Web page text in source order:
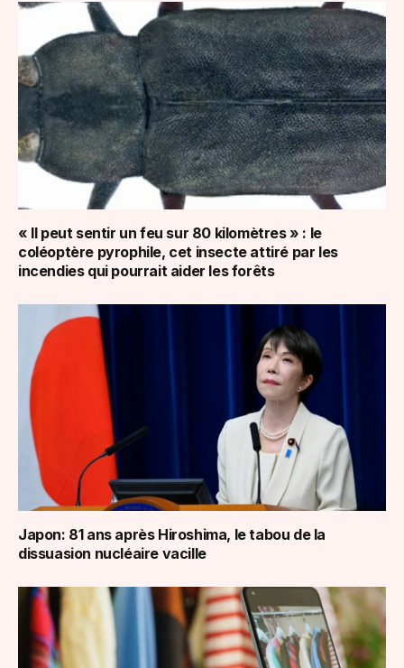
« Il peut sentir un feu sur 80 kilomètres » : le
coléoptère pyrophile, cet insecte attiré par les
incendies qui pourrait aider les forêts
Japon: 81 ans après Hiroshima, le tabou de la
dissuasion nucléaire vacille